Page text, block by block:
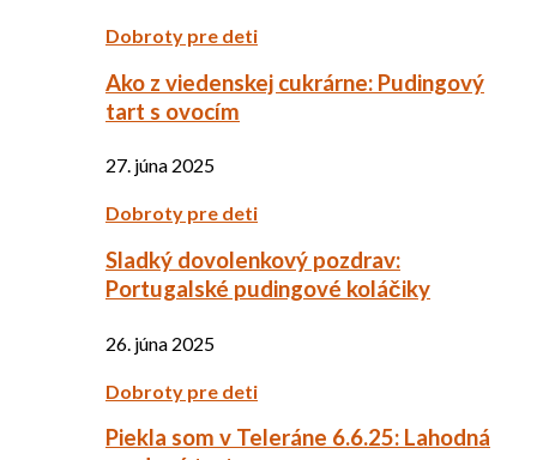
Dobroty pre deti
Ako z viedenskej cukrárne: Pudingový
tart s ovocím
27. júna 2025
Dobroty pre deti
Sladký dovolenkový pozdrav:
Portugalské pudingové koláčiky
26. júna 2025
Dobroty pre deti
Piekla som v Teleráne 6.6.25: Lahodná